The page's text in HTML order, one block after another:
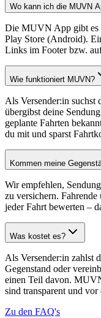
Wo kann ich die MUVN
Die MUVN App gibt es
Play Store (Android).
Links im Footer bzw.
Wie funktioniert MUVN?
Als Versender:in suchst
übergibst deine
geplante Fahrten
du mit und sparst
Kommen meine
Wir empfehlen,
zu versichern.
jeder Fahrt bewerten –
Was kostet es?
Als Versender:in zahlst
Gegenstand oder
einen Teil davon.
sind transparent und
Zu den FAQ's